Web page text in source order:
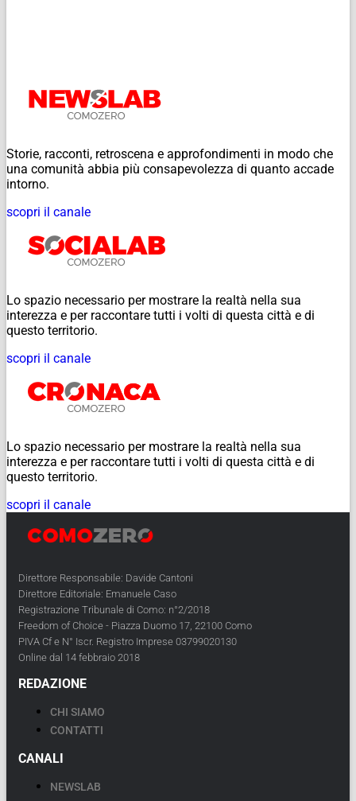
Storie, racconti, retroscena e approfondimenti in modo che
una comunità abbia più consapevolezza di quanto accade
intorno.
scopri il canale
Lo spazio necessario per mostrare la realtà nella sua
interezza e per raccontare tutti i volti di questa città e di
questo territorio.
scopri il canale
Lo spazio necessario per mostrare la realtà nella sua
interezza e per raccontare tutti i volti di questa città e di
questo territorio.
scopri il canale
Direttore Responsabile: Davide Cantoni
Direttore Editoriale: Emanuele Caso
Registrazione Tribunale di Como: n°2/2018
Freedom of Choice - Piazza Duomo 17, 22100 Como
PIVA Cf e N° Iscr. Registro Imprese 03799020130
Online dal 14 febbraio 2018
REDAZIONE
CHI SIAMO
CONTATTI
CANALI
NEWSLAB